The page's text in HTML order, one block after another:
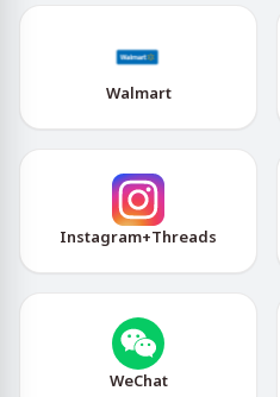
Walmart
Instagram+Threads
WeChat